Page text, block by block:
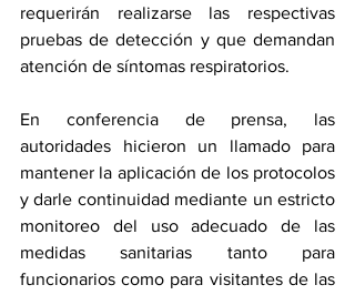
requerirán realizarse las respectivas
pruebas de detección y que demandan
atención de síntomas respiratorios.
En conferencia de prensa, las
autoridades hicieron un llamado para
mantener la aplicación de los protocolos
y darle continuidad mediante un estricto
monitoreo del uso adecuado de las
medidas sanitarias tanto para
funcionarios como para visitantes de las